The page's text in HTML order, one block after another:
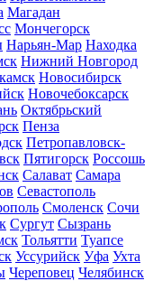
Магадан
Мончегорск
Нарьян-Мар Находка
Нижний Новгород
Новосибирск
Новочебоксарск
Октябрьский
Пенза
Петропавловск-
Пятигорск Россошь
Салават Самара
Севастополь
Смоленск Сочи
Сургут Сызрань
Тольятти Туапсе
Уссурийск Уфа Ухта
Череповец Челябинск